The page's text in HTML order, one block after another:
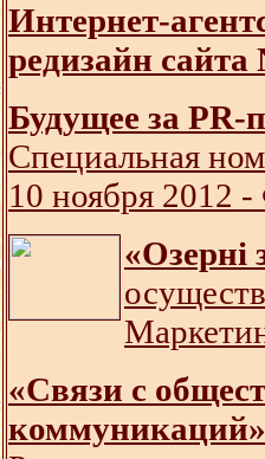
Интернет-
редизайн сайта
Будущее за PR-
Cпециальная
10 ноября 2012
«Озерні
«Связи с
коммуникаций»